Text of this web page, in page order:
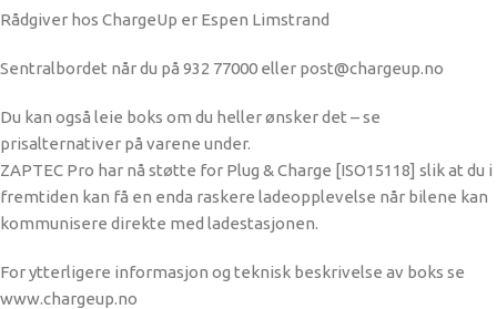
Rådgiver hos ChargeUp er Espen Limstrand
Sentralbordet når du på 932 77000 eller post@chargeup.no
Du kan også leie boks om du heller ønsker det – se
prisalternativer på varene under.
ZAPTEC Pro har nå støtte for Plug & Charge [ISO15118] slik at du i
fremtiden kan få en enda raskere ladeopplevelse når bilene kan
kommunisere direkte med ladestasjonen.
For ytterligere informasjon og teknisk beskrivelse av boks se
www.chargeup.no